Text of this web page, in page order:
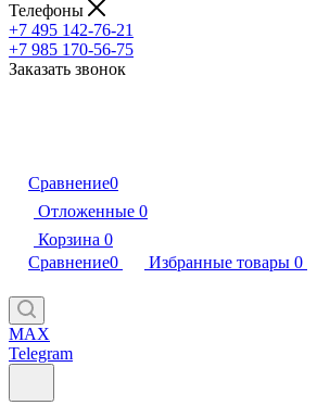
Телефоны
+7 495 142-76-21
+7 985 170-56-75
Заказать звонок
Сравнение0
Отложенные 0
Корзина 0
Сравнение0 Избранные товары 0
MAX
Telegram